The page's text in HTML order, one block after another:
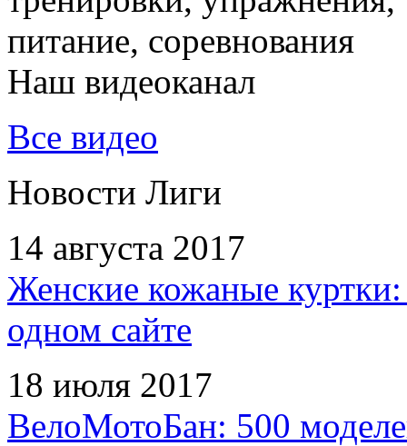
Наш видеоканал
Все видео
Новости Лиги
14 августа 2017
Женские кожаные
одном сайте
18 июля 2017
ВелоМотоБан: 500